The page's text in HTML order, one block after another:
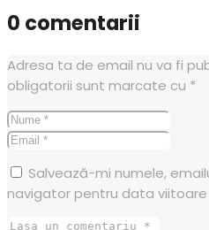
0 comentarii
Adresa ta de email nu va fi
obligatorii sunt marcate cu *
Salvează-mi numele,
navigator pentru data